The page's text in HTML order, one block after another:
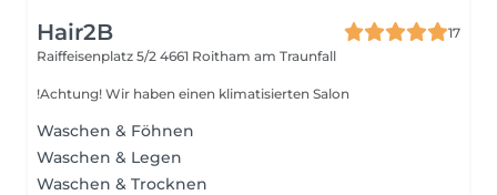
Hair2B
17
Raiffeisenplatz 5/2 4661 Roitham am Traunfall
!Achtung! Wir haben einen klimatisierten Salon
Waschen & Föhnen
Waschen & Legen
Waschen & Trocknen